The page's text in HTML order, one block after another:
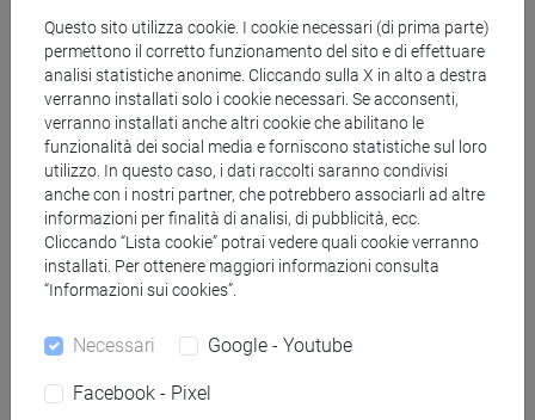
The bibliography will be finalized at the beginning
of the course and all the texts will be made
available on the course Moodle page.
Modalità di verifica dell'apprendimento
The final written examination will include four open
questions based on all assigned readings and
summarize the main ecocritical issues, and to
associated with them. Students unable to attend
Questo sito utilizza cookie. I cookie necessari (di prima parte)
permettono il corretto funzionamento del sito e di effettuare
analisi statistiche anonime. Cliccando sulla X in alto a destra
verranno installati solo i cookie necessari. Se acconsenti,
verranno installati anche altri cookie che abilitano le
funzionalità dei social media e forniscono statistiche sul loro
utilizzo. In questo caso, i dati raccolti saranno condivisi
anche con i nostri partner, che potrebbero associarli ad altre
informazioni per finalità di analisi, di pubblicità, ecc.
Cliccando “Lista cookie” potrai vedere quali cookie verranno
installati. Per ottenere maggiori informazioni consulta
“Informazioni sui cookies”.
Necessari Google - Youtube
Facebook - Pixel